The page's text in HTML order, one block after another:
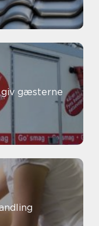
giv gæsterne